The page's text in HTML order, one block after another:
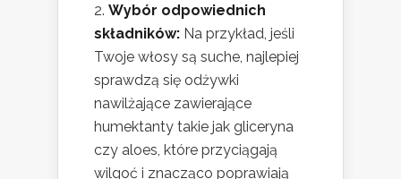
Wybór odpowiednich
składników: Na przykład, jeśli
Twoje włosy są suche, najlepiej
sprawdzą się odżywki
nawilżające zawierające
humektanty takie jak gliceryna
czy aloes, które przyciągają
wilgoć i znacząco poprawiają